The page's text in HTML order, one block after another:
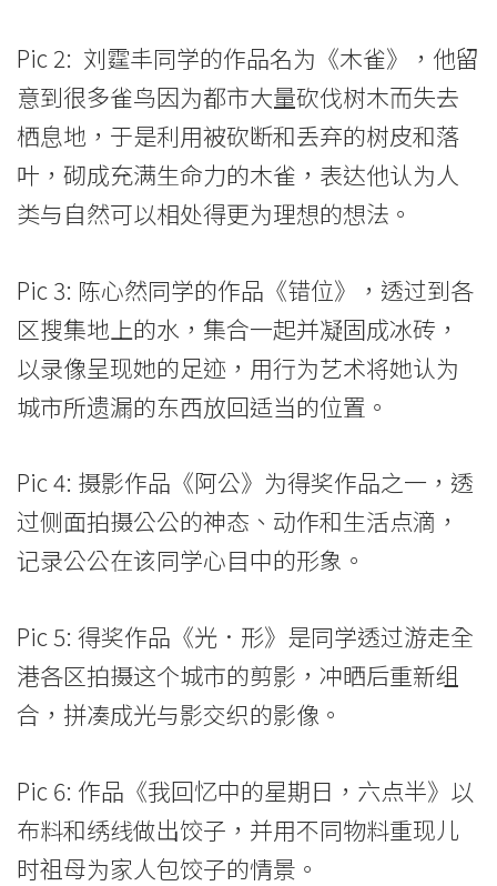
Pic 2: 刘霆丰同学的作品名为《木雀》，他留
意到很多雀鸟因为都市大量砍伐树木而失去
栖息地，于是利用被砍断和丢弃的树皮和落
叶，砌成充满生命力的木雀，表达他认为人
类与自然可以相处得更为理想的想法。
Pic 3: 陈心然同学的作品《错位》，透过到各
区搜集地上的水，集合一起并凝固成冰砖，
以录像呈现她的足迹，用行为艺术将她认为
城市所遗漏的东西放回适当的位置。
Pic 4: 摄影作品《阿公》为得奖作品之一，透
过侧面拍摄公公的神态、动作和生活点滴，
记录公公在该同学心目中的形象。
Pic 5: 得奖作品《光．形》是同学透过游走全
港各区拍摄这个城市的剪影，冲晒后重新组
合，拼凑成光与影交织的影像。
Pic 6: 作品《我回忆中的星期日，六点半》以
布料和绣线做出饺子，并用不同物料重现儿
时祖母为家人包饺子的情景。